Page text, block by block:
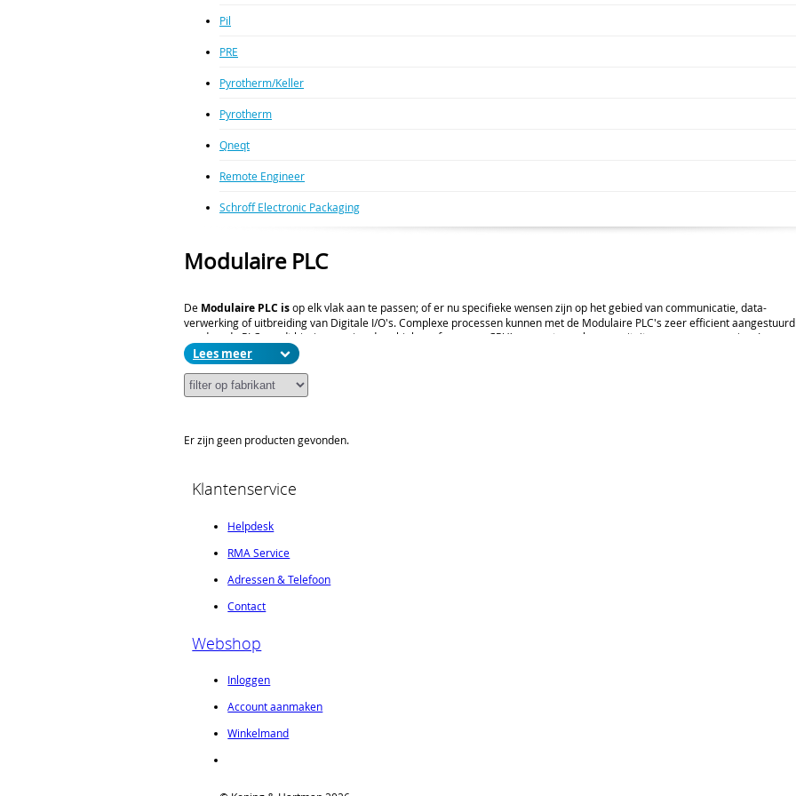
Pil
PRE
Pyrotherm/Keller
Pyrotherm
Qneqt
Remote Engineer
Schroff Electronic Packaging
Modulaire PLC
De Modulaire PLC isop elk vlak aan te passen; of er nu specifieke wensen zijn op het gebied van communicatie, data-
verwerking of uitbreiding van Digitale I/O's. Complexe processen kunnen met de Modulaire PLC's zeer efficient aangestuurd
worden, de PLC wordt hierin voorzien door high-performance CPU's en grote opslagcapaciteit voor programmering. In
aanvulling hierop bieden ze een ongekende betrouwbaarheid, zodat het risico op stilstand van de aangestuurde applicatie
een minimum beperkt wordt.
Wij helpen u graag bij de keuze van de juiste Modulaire PLC.
Lees
Er zijn geen producten gevonden.
Klantenservice
Helpdesk
RMA Service
Adressen & Telefoon
Contact
Webshop
Inloggen
Account aanmaken
Winkelmand